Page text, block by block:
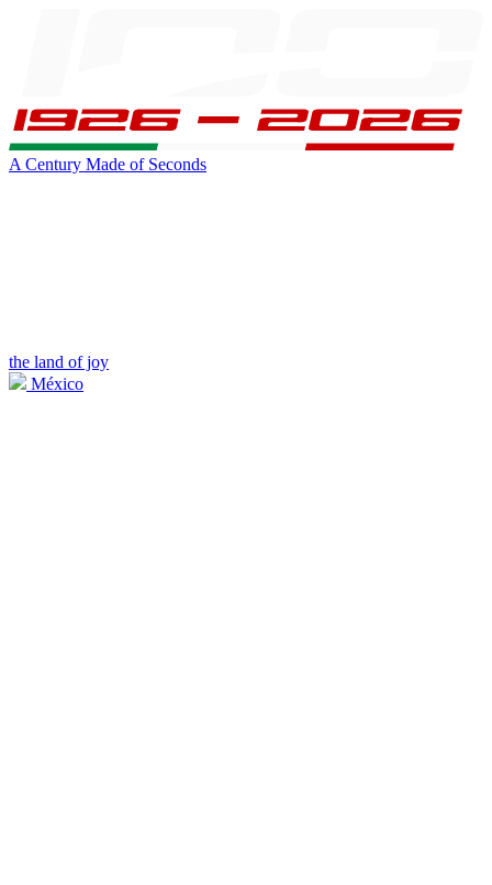
A Century Made of Seconds
the land of joy
México